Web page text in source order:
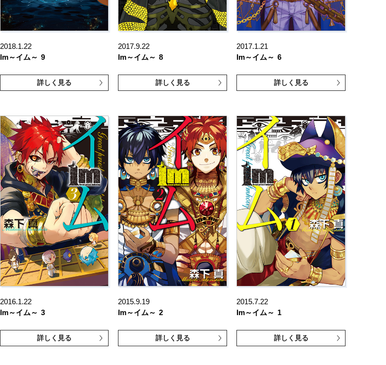
2018.1.22
Im～イム～ 9
詳しく見る
2017.9.22
Im～イム～ 8
詳しく見る
2017.1.21
Im～イム～ 6
詳しく見る
2016.1.22
Im～イム～ 3
詳しく見る
2015.9.19
Im～イム～ 2
詳しく見る
2015.7.22
Im～イム～ 1
詳しく見る